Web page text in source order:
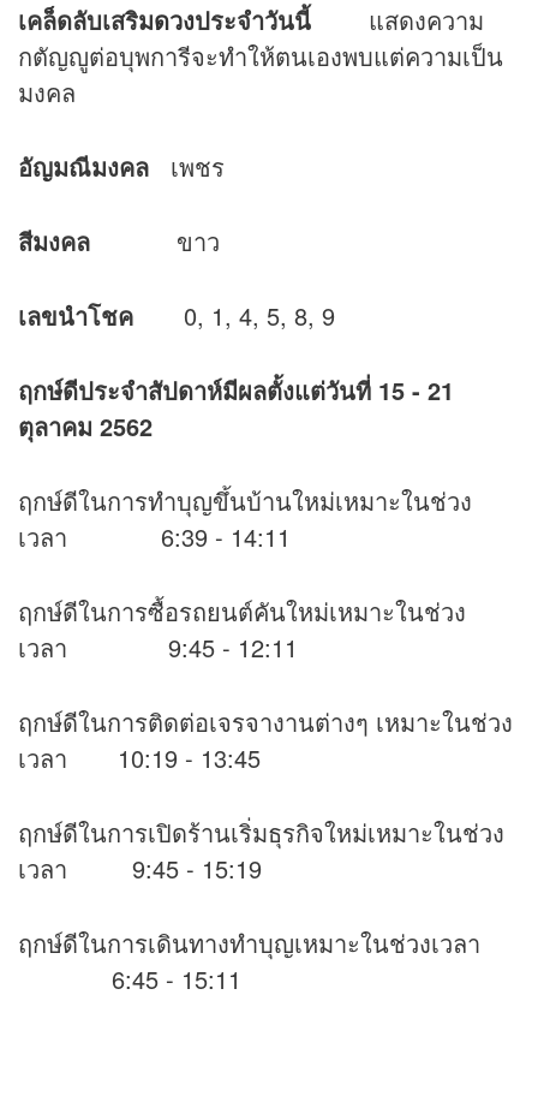
เคล็ดลับเสริมดวงประจำวันนี้ แสดงความ
กตัญญูต่อบุพการีจะทำให้ตนเองพบแต่ความเป็น
มงคล
อัญมณีมงคล เพชร
สีมงคล ขาว
เลขนำโชค 0, 1, 4, 5, 8, 9
ฤกษ์ดีประจำสัปดาห์มีผลตั้งแต่วันที่ 15 - 21
ตุลาคม 2562
ฤกษ์ดีในการทำบุญขึ้นบ้านใหม่เหมาะในช่วง
เวลา 6:39 - 14:11
ฤกษ์ดีในการซื้อรถยนต์คันใหม่เหมาะในช่วง
เวลา 9:45 - 12:11
ฤกษ์ดีในการติดต่อเจรจางานต่างๆ เหมาะในช่วง
เวลา 10:19 - 13:45
ฤกษ์ดีในการเปิดร้านเริ่มธุรกิจใหม่เหมาะในช่วง
เวลา 9:45 - 15:19
ฤกษ์ดีในการเดินทางทำบุญเหมาะในช่วงเวลา
6:45 - 15:11